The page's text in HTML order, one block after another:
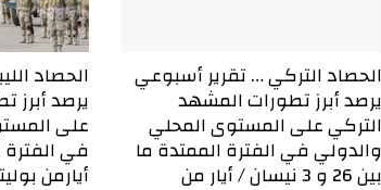
الحصاد التركي … تقرير أسبوعي
يرصد أبرز تطورات المشهد
التركي على المستوى المحلي
والدولي في الفترة الممتدة ما
بين 26 و 3 نيسان / أيار من
الحصاد
يرصد أبرز
على
أيارمن